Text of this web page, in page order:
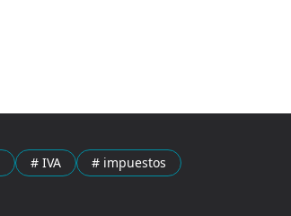
# IVA # impuestos